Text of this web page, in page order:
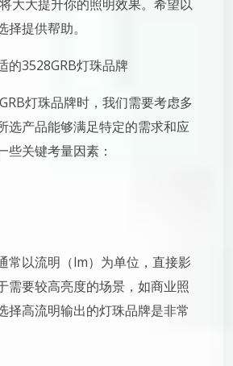
大大提升你的照明效果。希望以
提供帮助。
的3528GRB灯珠品牌
灯珠品牌时，我们需要考虑多
选产品能够满足特定的需求和应
些关键考量因素：
常以流明（lm）为单位，直接影
需要较高亮度的场景，如商业照
择高流明输出的灯珠品牌是非常